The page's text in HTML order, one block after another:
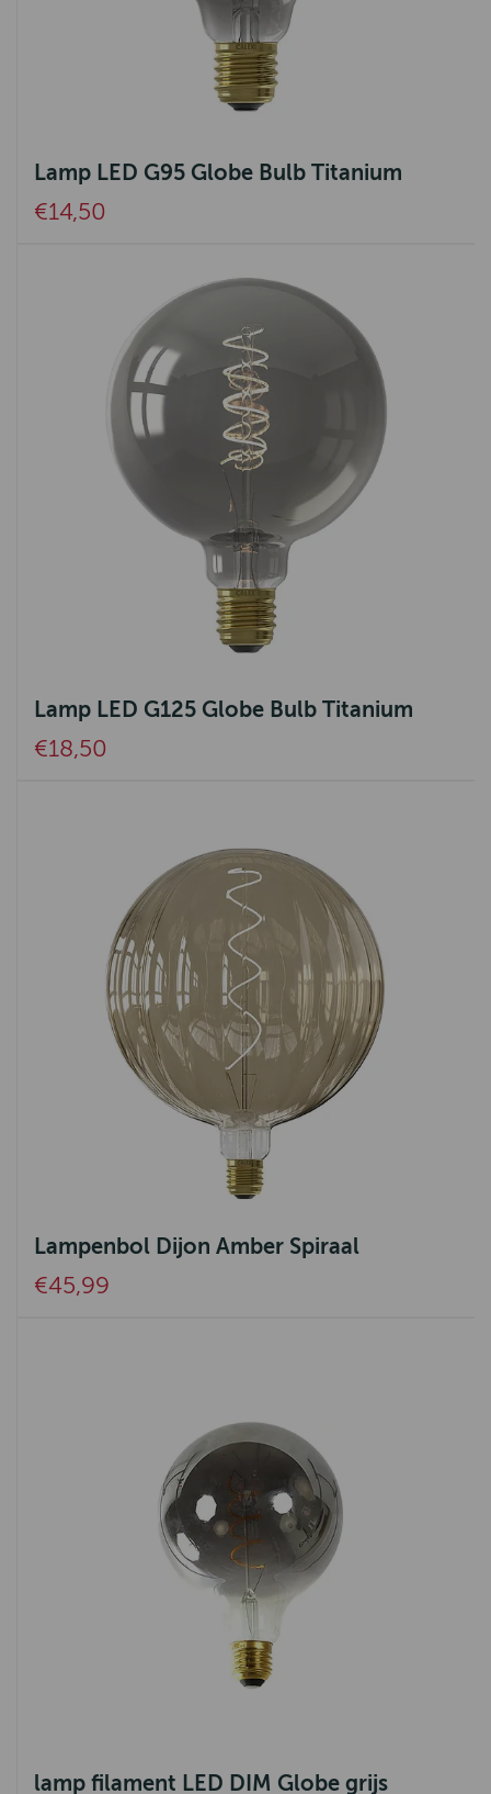
Lamp LED G95 Globe Bulb Titanium
€14,50
Lamp LED G125 Globe Bulb Titanium
€18,50
Lampenbol Dijon Amber Spiraal
€45,99
lamp filament LED DIM Globe grijs